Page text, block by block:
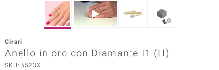
Paraíso
Cirari
Anello in oro con Diamante I1 (H)
SKU: 6523XL